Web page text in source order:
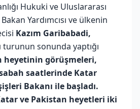
Hukuki ve Uluslararası
Yardımcısı ve ülkenin
Kazım Garibabadi,
sonunda yaptığı
heyetinin görüşmeleri,
saatlerinde Katar
Bakanı ile başladı.
ve Pakistan heyetleri iki